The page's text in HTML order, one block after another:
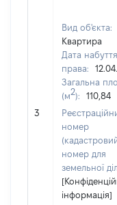
3
Вид об'єкта:
Квартира
Дата набуття
права:
Загальна
(м2):
110,84
номер
номер для
земельної
інформація]